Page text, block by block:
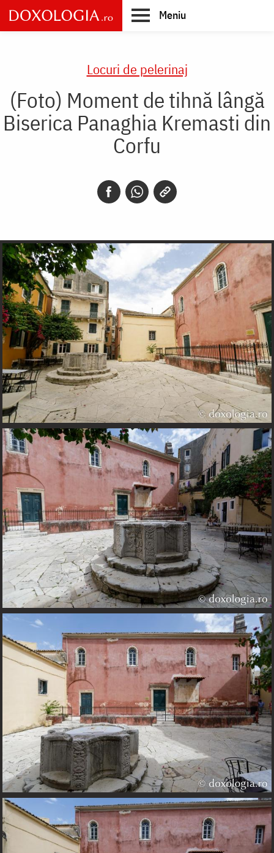
Skip
to
main
Meniu
Locuri de pelerinaj
(Foto) Moment de tihnă lângă
Biserica Panaghia Kremasti din
Corfu